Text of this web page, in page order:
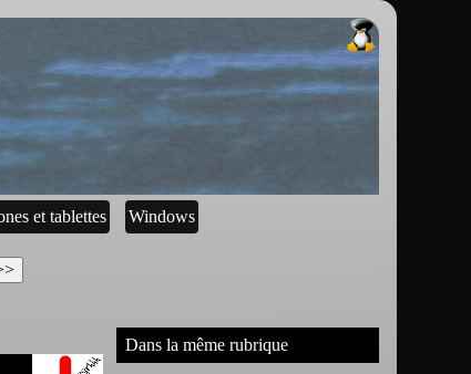
et tablettes Windows
Dans la même rubrique